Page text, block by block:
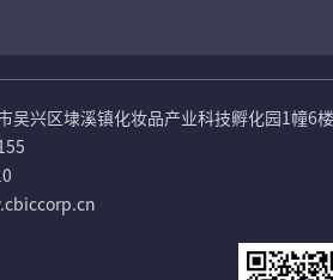
吴兴区埭溪镇化妆品产业科技孵化园1幢6